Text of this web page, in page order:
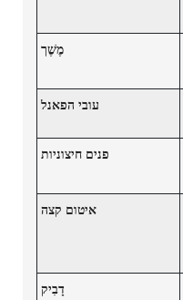
מֶשֶׁך
עובי הפאנל
פנים חיצוניות
איטום קצה
דָבִיק